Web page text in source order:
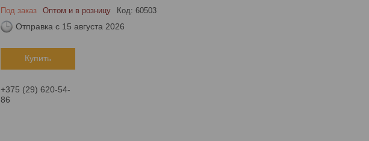
Под заказ Оптом и в розницу Код: 60503
Отправка с 15 августа 2026
Купить
+375 (29) 620-54-
86